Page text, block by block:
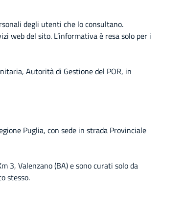
degli utenti che lo consultano.
web del sito. L’informativa è resa solo per i
Autorità di Gestione del POR, in
Puglia, con sede in strada Provinciale
3, Valenzano (BA) e sono curati solo da
stesso.